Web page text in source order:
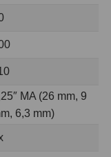
MA (26 mm, 9
6,3 mm)